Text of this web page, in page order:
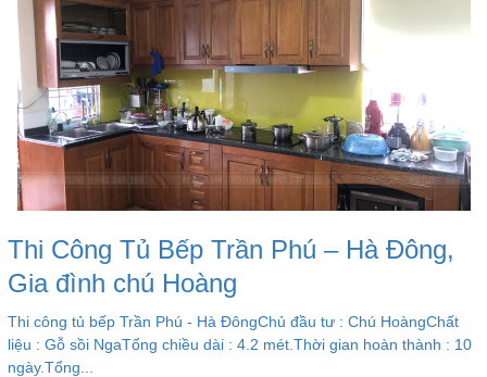
Thi Công Tủ Bếp Trần Phú – Hà Đông,
Gia đình chú Hoàng
Thi công tủ bếp Trần Phú - Hà ĐôngChủ đầu tư : Chú HoàngChất
liệu : Gỗ sồi NgaTổng chiều dài : 4.2 mét.Thời gian hoàn thành : 10
ngày.Tổng...